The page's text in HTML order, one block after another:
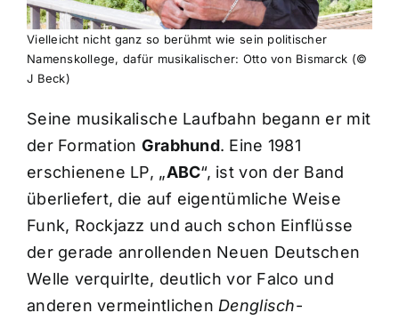
Vielleicht nicht ganz so berühmt wie sein politischer
Namenskollege, dafür musikalischer: Otto von Bismarck (©
J Beck)
Seine musikalische Laufbahn begann er mit
der Formation Grabhund. Eine 1981
erschienene LP, „ABC“, ist von der Band
überliefert, die auf eigentümliche Weise
Funk, Rockjazz und auch schon Einflüsse
der gerade anrollenden Neuen Deutschen
Welle verquirlte, deutlich vor Falco und
anderen vermeintlichen Denglisch-